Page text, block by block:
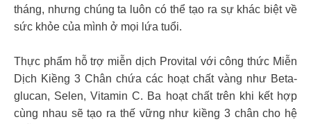
tháng, nhưng chúng ta luôn có thể tạo ra sự khác biệt về
sức khỏe của mình ở mọi lứa tuổi.
Thực phẩm hỗ trợ miễn dịch Provital với công thức Miễn
Dịch Kiềng 3 Chân chứa các hoạt chất vàng như Beta-
glucan, Selen, Vitamin C. Ba hoạt chất trên khi kết hợp
cùng nhau sẽ tạo ra thế vững như kiềng 3 chân cho hệ